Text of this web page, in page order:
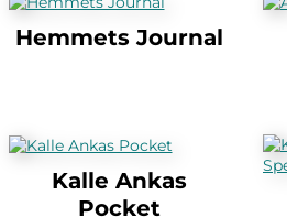
Hemmets Journal
Kalle Ankas
Pocket